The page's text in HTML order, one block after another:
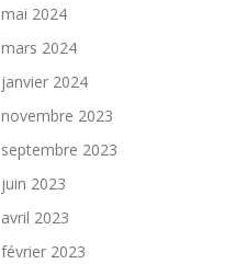
mai 2024
mars 2024
janvier 2024
novembre 2023
septembre 2023
juin 2023
avril 2023
février 2023